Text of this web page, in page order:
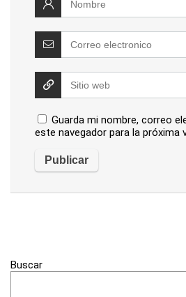
Guarda mi nombre, correo
este navegador para la próxima
Buscar